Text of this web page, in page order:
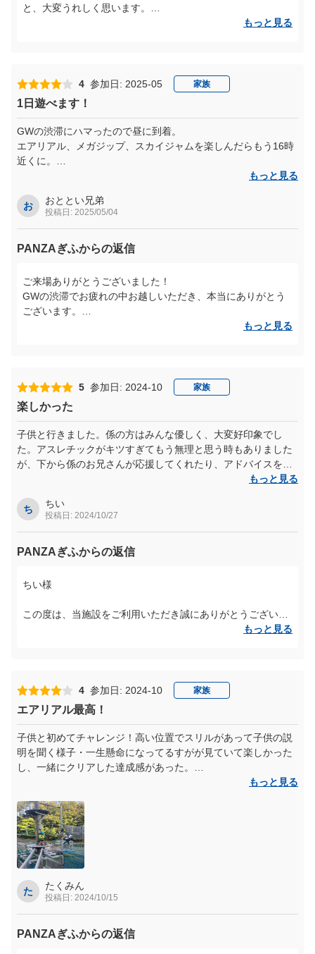
と、大変うれしく思います。
たちが目指す「チャレンジの先の成長」を体現していただけ
たことに感謝いたします。
またのご来場を、心よりお待ちしております！
もっと見る
4 参加日: 2025-05 家族
1日遊べます！
GWの渋滞にハマったので昼に到着。
エアリアル、メガジップ、スカイジャムを楽しんだらもう16時
近くに。
他の楽しみが色々あったのにほとんどできなかった。けど楽し
今度は朝から来たいです。
もっと見る
お おととい兄弟
投稿日: 2025/05/04
PANZAぎふからの返信
ご来場ありがとうございました！
GWの渋滞でお疲れの中お越しいただき、本当にありがとう
ございます。
他にもまだまだ体験していただきたい魅力がたくさんありま
すので、ぜひ次回は1日ゆっくり、再チャレンジしていただ
けたらと思います。
またのお越しを、スタッフ一同心よりお待ちしております！
もっと見る
5 参加日: 2024-10 家族
楽しかった
子供と行きました。係の方はみんな優しく、大変好印象でし
た。アスレチックがキツすぎてもう無理と思う時もありました
が、下から係のお兄さんが応援してくれたり、アドバイスをく
もっと見る
ち ちい
投稿日: 2024/10/27
PANZAぎふからの返信
ちい様
この度は、当施設をご利用いただき誠にありがとうございま
せんが、最後まで頑張っていただけて良かったです。
ちい様のまたのお越しを、スタッフ一同心よりお待ちしてお
ります。
もっと見る
4 参加日: 2024-10 家族
エアリアル最高！
子供と初めてチャレンジ！高い位置でスリルがあって子供の説
明を聞く様子・一生懸命になってるすがが見ていて楽しかった
し、一緒にクリアした達成感があった。
ただ説明で6メートルか9メートルなのかもう一度確認して伝え
手だったり不安な子が先にいると順番が遅くなり予定よりも時
間がかかってしまうのて、先に確認して順序を変えて欲しかっ
たです。
もっと見る
た たくみん
投稿日: 2024/10/15
PANZAぎふからの返信